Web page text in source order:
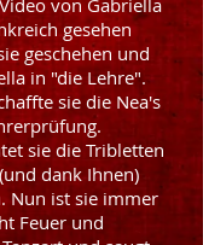
von Gabriella
gesehen
geschehen und
in "die Lehre".
sie die Nea's
sie die Tribletten
dank Ihnen)
Nun ist sie immer
Feuer und